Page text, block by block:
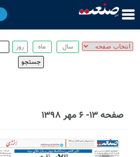
صفحه ۱۳- ۶ مهر ۱۳۹۸